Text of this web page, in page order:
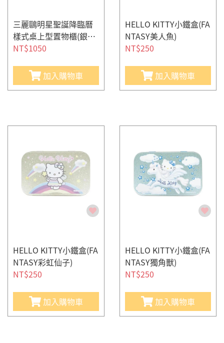
三麗鷗明星聖誕降臨曆
樣式桌上型置物櫃(銀白
雪兔)
NT$1050
加入購物車
HELLO KITTY小鐵盒(FA
NTASY美人魚)
NT$250
加入購物車
HELLO KITTY小鐵盒(FA
NTASY彩虹仙子)
NT$250
加入購物車
HELLO KITTY小鐵盒(FA
NTASY獨角獸)
NT$250
加入購物車